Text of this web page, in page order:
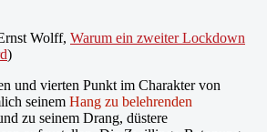
Wolff, Warum ein zweiter Lockdown
)
und vierten Punkt im Charakter von
seinem Hang zu belehrenden
zu seinem Drang, düstere